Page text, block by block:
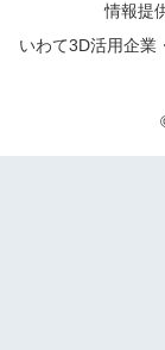
情報提
いわて3D活用企業